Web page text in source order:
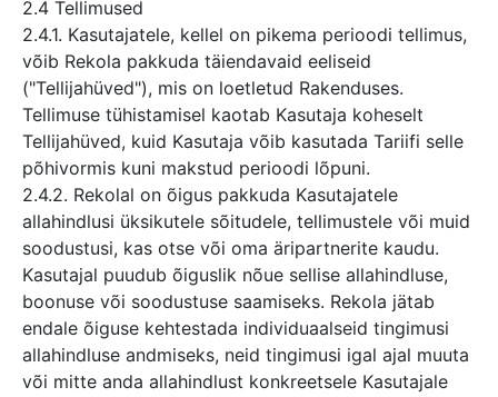
2.4 Tellimused
2.4.1. Kasutajatele, kellel on pikema perioodi tellimus,
võib Rekola pakkuda täiendavaid eeliseid
("Tellijahüved"), mis on loetletud Rakenduses.
Tellimuse tühistamisel kaotab Kasutaja koheselt
Tellijahüved, kuid Kasutaja võib kasutada Tariifi selle
põhivormis kuni makstud perioodi lõpuni.
2.4.2. Rekolal on õigus pakkuda Kasutajatele
allahindlusi üksikutele sõitudele, tellimustele või muid
soodustusi, kas otse või oma äripartnerite kaudu.
Kasutajal puudub õiguslik nõue sellise allahindluse,
boonuse või soodustuse saamiseks. Rekola jätab
endale õiguse kehtestada individuaalseid tingimusi
allahindluse andmiseks, neid tingimusi igal ajal muuta
või mitte anda allahindlust konkreetsele Kasutajale